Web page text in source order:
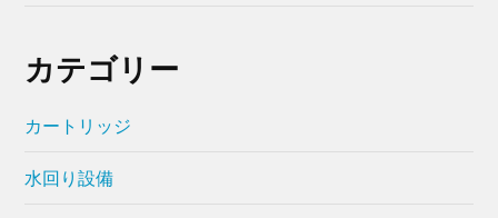
カテゴリー
カートリッジ
水回り設備